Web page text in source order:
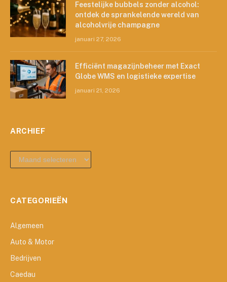
Feestelijke bubbels zonder alcohol:
ontdek de sprankelende wereld van
alcoholvrije champagne
januari 27, 2026
Efficiënt magazijnbeheer met Exact
Globe WMS en logistieke expertise
januari 21, 2026
ARCHIEF
archief
CATEGORIEËN
Algemeen
Auto & Motor
Bedrijven
Caedau